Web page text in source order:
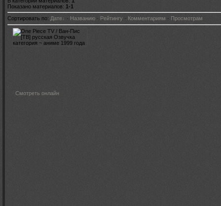
Показано материалов: 1-1
Сортировать по: Дате · Названию · Рейтингу · Комментариям · Просмотрам
Смотреть онлайн